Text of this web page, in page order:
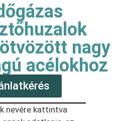
nagy
acélokhoz
nevére kattintva